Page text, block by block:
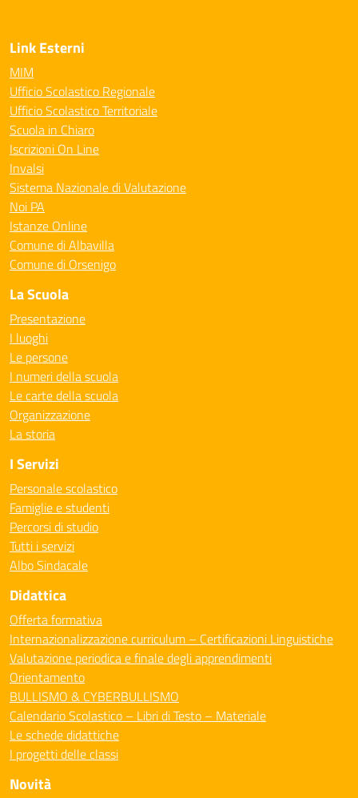
Link Esterni
MIM
Ufficio Scolastico Regionale
Ufficio Scolastico Territoriale
Scuola in Chiaro
Iscrizioni On Line
Invalsi
Sistema Nazionale di Valutazione
Noi PA
Istanze Online
Comune di Albavilla
Comune di Orsenigo
La Scuola
Presentazione
I luoghi
Le persone
I numeri della scuola
Le carte della scuola
Organizzazione
La storia
I Servizi
Personale scolastico
Famiglie e studenti
Percorsi di studio
Tutti i servizi
Albo Sindacale
Didattica
Offerta formativa
Internazionalizzazione curriculum – Certificazioni Linguistiche
Valutazione periodica e finale degli apprendimenti
Orientamento
BULLISMO & CYBERBULLISMO
Calendario Scolastico – Libri di Testo – Materiale
Le schede didattiche
I progetti delle classi
Novità